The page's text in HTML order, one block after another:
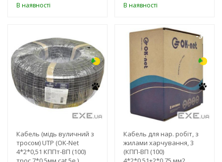
В наявності В наявності
Кабель (мідь вуличний з
тросом) UTP (OK-Net
4*2*0,51 КППт-ВП (100)
-3%
Кабель для нар. робіт, з
жилами харчування, 3
(КПП-ВП (100)